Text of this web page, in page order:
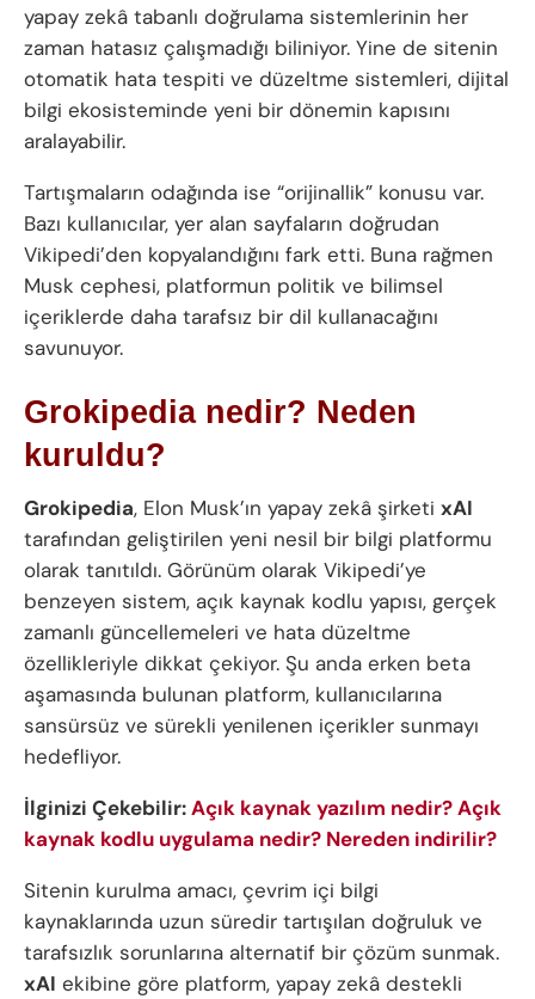
yapay zekâ tabanlı doğrulama sistemlerinin her
zaman hatasız çalışmadığı biliniyor. Yine de sitenin
otomatik hata tespiti ve düzeltme sistemleri, dijital
bilgi ekosisteminde yeni bir dönemin kapısını
aralayabilir.
Tartışmaların odağında ise “orijinallik” konusu var.
Bazı kullanıcılar, yer alan sayfaların doğrudan
Vikipedi’den kopyalandığını fark etti. Buna rağmen
Musk cephesi, platformun politik ve bilimsel
içeriklerde daha tarafsız bir dil kullanacağını
savunuyor.
Grokipedia nedir? Neden
kuruldu?
Grokipedia, Elon Musk’ın yapay zekâ şirketi xAI
tarafından geliştirilen yeni nesil bir bilgi platformu
olarak tanıtıldı. Görünüm olarak Vikipedi’ye
benzeyen sistem, açık kaynak kodlu yapısı, gerçek
zamanlı güncellemeleri ve hata düzeltme
özellikleriyle dikkat çekiyor. Şu anda erken beta
aşamasında bulunan platform, kullanıcılarına
sansürsüz ve sürekli yenilenen içerikler sunmayı
hedefliyor.
İlginizi Çekebilir:Açık kaynak yazılım nedir? Açık
kaynak kodlu uygulama nedir? Nereden indirilir?
Sitenin kurulma amacı, çevrim içi bilgi
kaynaklarında uzun süredir tartışılan doğruluk ve
tarafsızlık sorunlarına alternatif bir çözüm sunmak.
xAI ekibine göre platform, yapay zekâ destekli